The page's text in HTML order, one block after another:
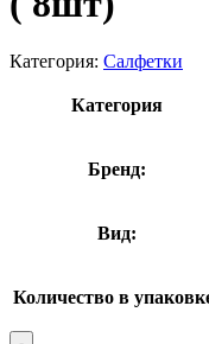
Категория: Салфетки
Категория
Бренд:
Вид:
Количество в